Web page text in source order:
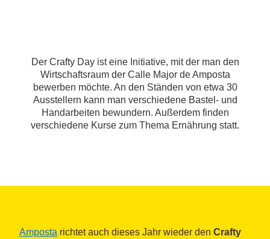
Der Crafty Day ist eine Initiative, mit der man den
Wirtschaftsraum der Calle Major de Amposta
bewerben möchte. An den Ständen von etwa 30
Ausstellern kann man verschiedene Bastel- und
Handarbeiten bewundern. Außerdem finden
verschiedene Kurse zum Thema Ernährung statt.
Amposta richtet auch dieses Jahr wieder den Crafty